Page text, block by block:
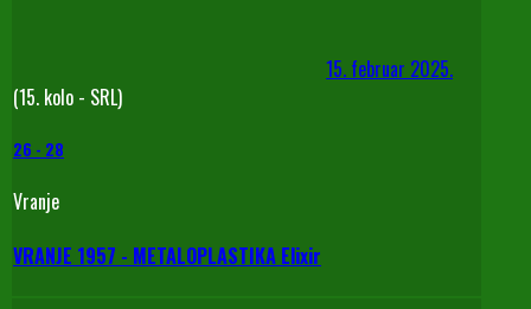
15. februar 2025.
(15. kolo - SRL)
26 - 28
Vranje
VRANJE 1957 - METALOPLASTIKA Elixir